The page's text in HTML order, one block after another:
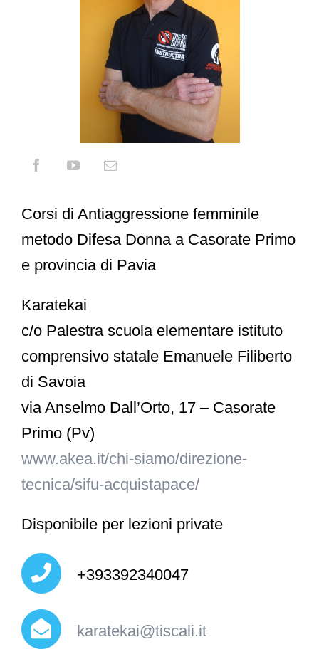
Corsi di Antiaggressione femminile
metodo Difesa Donna a Casorate Primo
e provincia di Pavia
Karatekai
c/o Palestra scuola elementare istituto
comprensivo statale Emanuele Filiberto
di Savoia
via Anselmo Dall’Orto, 17 – Casorate
Primo (Pv)
www.akea.it/chi-siamo/direzione-
tecnica/sifu-acquistapace/
Disponibile per lezioni private
+393392340047
karatekai@tiscali.it